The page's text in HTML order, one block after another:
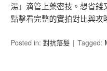
湯」滴管上藥密技。想省
點擊看完整的實拍對比與攻
Posted in:對抗落髮 Tagged: